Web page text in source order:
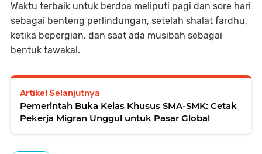
Waktu terbaik untuk berdoa meliputi pagi dan sore hari
sebagai benteng perlindungan, setelah shalat fardhu,
ketika bepergian, dan saat ada musibah sebagai
bentuk tawakal.
Artikel Selanjutnya
Pemerintah Buka Kelas Khusus SMA-SMK: Cetak
Pekerja Migran Unggul untuk Pasar Global